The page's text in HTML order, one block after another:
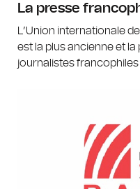
La presse
L’Union internationale
est la plus ancienne et
journalistes francophiles